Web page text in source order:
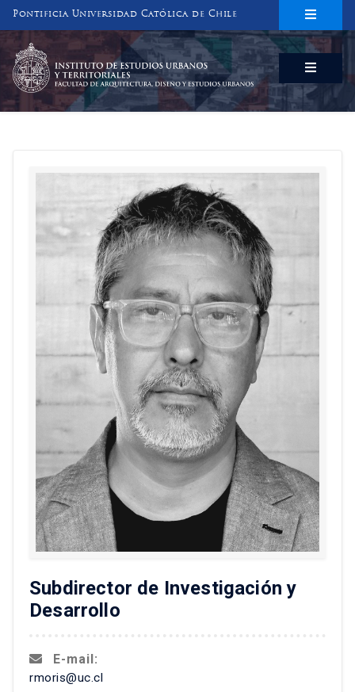
Pontificia Universidad Católica de Chile
INSTITUTO DE ESTUDIOS URBANOS
Y TERRITORIALES
Subdirector de Investigación y
Desarrollo
E-mail:
rmoris@uc.cl